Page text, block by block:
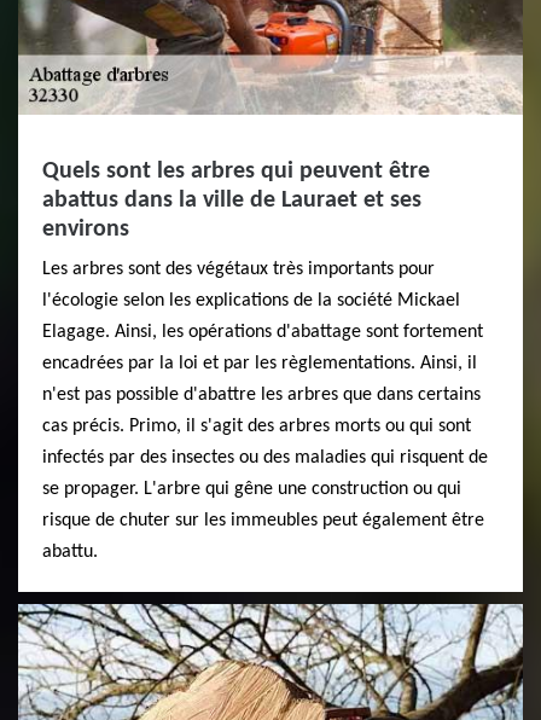
Quels sont les arbres qui peuvent être
abattus dans la ville de Lauraet et ses
environs
Les arbres sont des végétaux très importants pour
l'écologie selon les explications de la société Mickael
Elagage. Ainsi, les opérations d'abattage sont fortement
encadrées par la loi et par les règlementations. Ainsi, il
n'est pas possible d'abattre les arbres que dans certains
cas précis. Primo, il s'agit des arbres morts ou qui sont
infectés par des insectes ou des maladies qui risquent de
se propager. L'arbre qui gêne une construction ou qui
risque de chuter sur les immeubles peut également être
abattu.